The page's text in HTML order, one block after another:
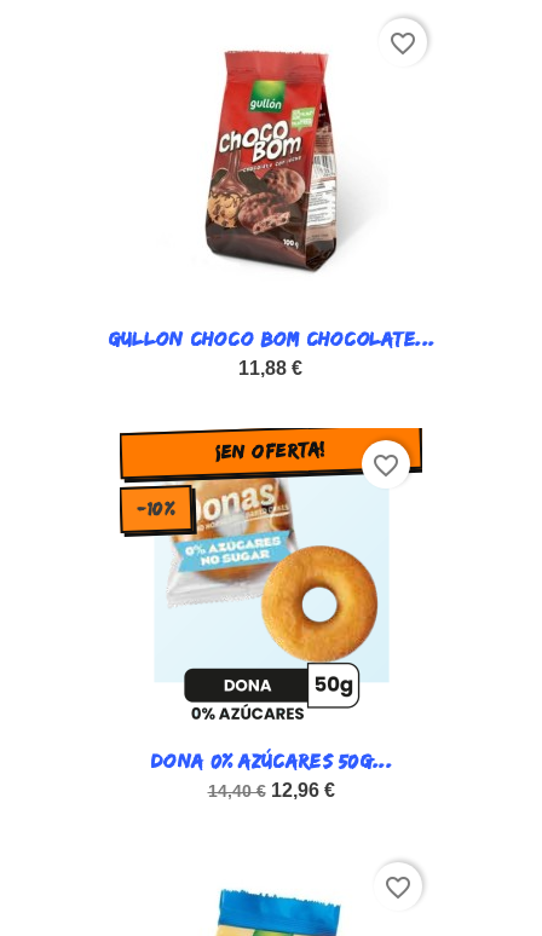
GULLON CHOCO BOM CHOCOLATE...
11,88 €
favorite_border
DONA 0% AZÚCARES 50G...
14,40 € 12,96 €
¡EN OFERTA!
-10%
favorite_border
favorite_border